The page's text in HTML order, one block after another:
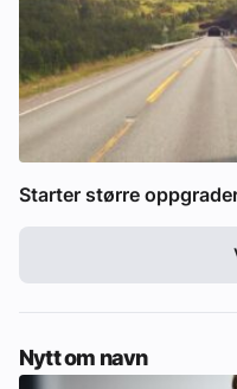
Starter større
Nytt om navn